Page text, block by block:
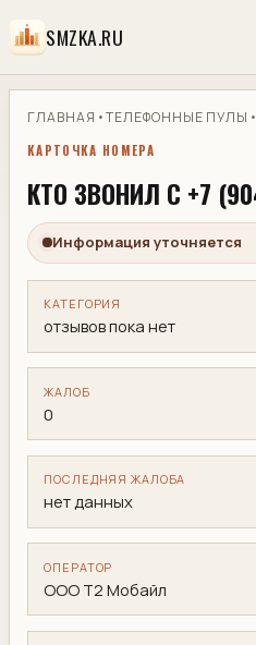
SMZKA.RU
ГЛАВНАЯ •ТЕЛЕФОННЫЕ ПУЛЫ
КАРТОЧКА НОМЕРА
КТО ЗВОНИЛ С +7
Информация уточняется
КАТЕГОРИЯ
отзывов пока нет
ЖАЛОБ
0
ПОСЛЕДНЯЯ ЖАЛОБА
нет данных
ОПЕРАТОР
ООО Т2 Мобайл